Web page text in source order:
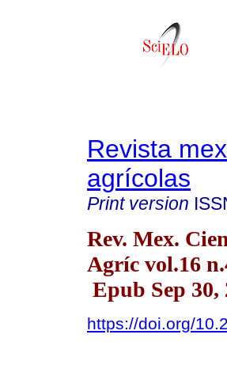
Revista
agrícolas
Print version
Rev. Mex.
Agríc vol.16
Epub Sep 30,
https://doi.org/